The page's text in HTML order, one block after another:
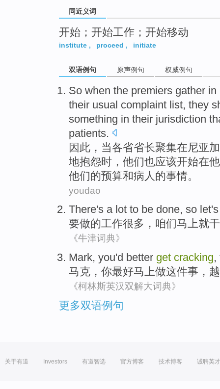
同近义词
开始；开始工作；开始移动
institute , proceed , initiate
双语例句 原声例句 权威例句
So when the premiers gather in
their usual complaint list, they
something in their jurisdiction
patients.
因此 ， 当各省省长聚集在尼亚
地抱怨时 ， 他们也应该开始在
他们的预算和病人的事情。
youdao
There's a lot to be done, so let's
要做的工作很多 ， 咱们马上就
《牛津词典》
Mark, you'd better get cracking,
马克 ， 你最好马上做这件事 ， 越
《柯林斯英汉双解大词典》
更多双语例句
关于有道 Investors 有道智选 官方博客 技术博客 诚聘英才